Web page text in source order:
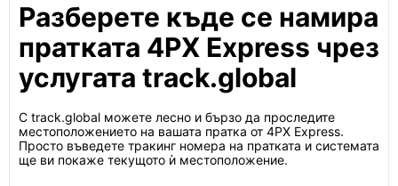
Разберете къде се намира
пратката 4PX Express чрез
услугата track.global
С track.global можете лесно и бързо да проследите
местоположението на вашата пратка от 4PX Express.
Просто въведете тракинг номера на пратката и системата
ще ви покаже текущото ѝ местоположение.